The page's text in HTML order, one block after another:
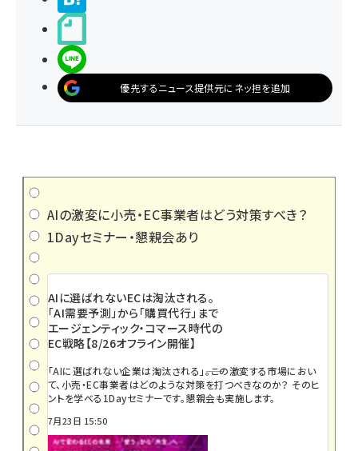
優先するニュース提供元にネッ担を追加
AIの激変に小売・EC事業者はどう対策すべき？
1Dayセミナー・懇親会あり
AIに選ばれないECは淘汰される。
「AI需要予測」から「購買代行」まで
エージェンティック・コマース時代の
EC戦略【8/26オフライン開催】
「AIに選ばれない企業は淘汰される」――。この激変する市場におい
て、小売・EC事業者はどのような対策を打つべきなのか？ そのヒ
ントを学べる1Dayセミナーです。懇親会も実施します。
7月23日 15:50